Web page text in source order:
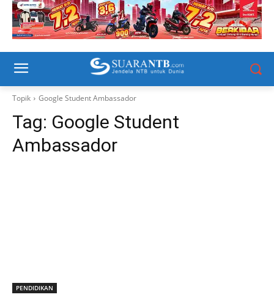
Topik Google Student Ambassador
Tag: Google Student
Ambassador
PENDIDIKAN